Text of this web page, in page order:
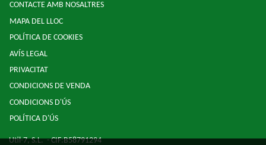
CONTACTE AMB NOSALTRES
MAPA DEL LLOC
POLÍTICA DE COOKIES
AVÍS LEGAL
PRIVACITAT
CONDICIONS DE VENDA
CONDICIONS D'ÚS
POLÍTICA D'ÚS
Util-7, S.L.- CIF:B58791294